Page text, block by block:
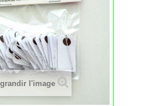
l'image